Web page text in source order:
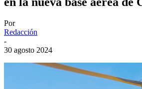
Por
Redacción
-
30 agosto 2024